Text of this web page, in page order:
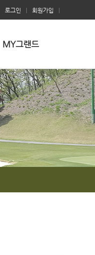
로그인 회원가입
MY그랜드